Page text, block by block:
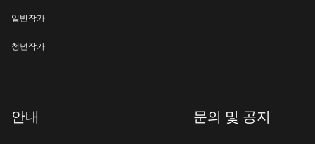
일반작가
청년작가
안내 문의 및 공지